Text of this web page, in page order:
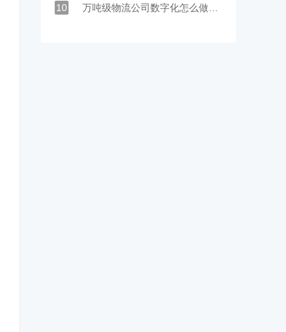
10 万吨级物流公司数字化怎么做？看看道一云5年老用户威都物流的实践分享